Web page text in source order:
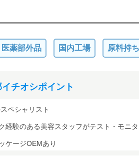
医薬部外品 国内工場 原料持
チオシポイント
ペシャリスト
経験のある美容スタッフがテスト・モニ
ケージOEMあり